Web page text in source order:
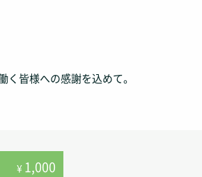
皆様への感謝を込めて。
¥ 1,000